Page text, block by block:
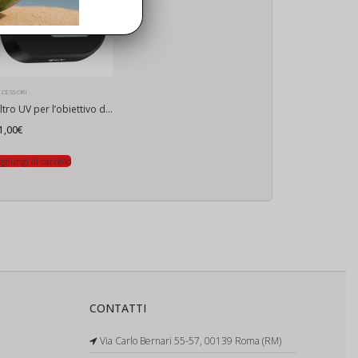
Filtro UV per l’obiettivo della fotocamera DJI Mini 4 Pro Freewell
€
al carrello
CONTATTI
Via Carlo Bernari 55-57, 00139 Roma (RM)